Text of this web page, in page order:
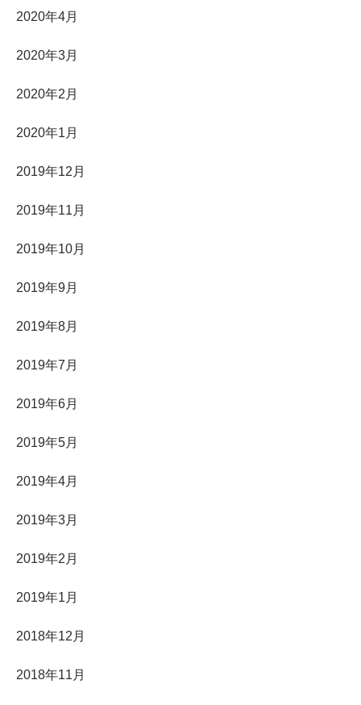
2020年4月
2020年3月
2020年2月
2020年1月
2019年12月
2019年11月
2019年10月
2019年9月
2019年8月
2019年7月
2019年6月
2019年5月
2019年4月
2019年3月
2019年2月
2019年1月
2018年12月
2018年11月